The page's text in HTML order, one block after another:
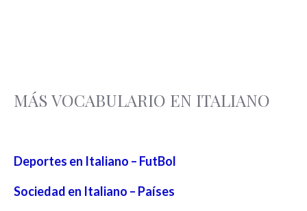
MÁS VOCABULARIO EN ITALIANO
Deportes en Italiano – FutBol
Sociedad en Italiano – Países